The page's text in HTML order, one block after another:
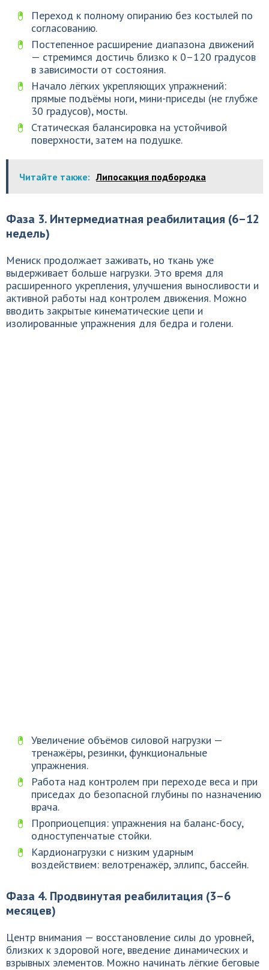
Переход к полному опиранию без костылей по
согласованию.
Постепенное расширение диапазона движений
— стремимся достичь близко к 0–120 градусов
в зависимости от состояния.
Начало лёгких укрепляющих упражнений:
прямые подъёмы ноги, мини-приседы (не глубже
30 градусов), мосты.
Статическая балансировка на устойчивой
поверхности, затем на подушке.
Читайте также: Липосакция подбородка
Фаза 3. Интермедиатная реабилитация (6–12
недель)
Мениск продолжает заживать, но ткань уже
выдерживает больше нагрузки. Это время для
расширенного укрепления, улучшения выносливости и
активной работы над контролем движения. Можно
вводить закрытые кинематические цепи и
изолированные упражнения для бедра и голени.
Увеличение объёмов силовой нагрузки —
тренажёры, резинки, функциональные
упражнения.
Работа над контролем при переходе веса и при
приседах до безопасной глубины по назначению
врача.
Проприоцепция: упражнения на баланс-босу,
одноступенчатые стойки.
Кардионагрузки с низким ударным
воздействием: велотренажёр, эллипс, бассейн.
Фаза 4. Продвинутая реабилитация (3–6
месяцев)
Центр внимания — восстановление силы до уровней,
близких к здоровой ноге, введение динамических и
взрывных элементов. Можно начинать лёгкие беговые